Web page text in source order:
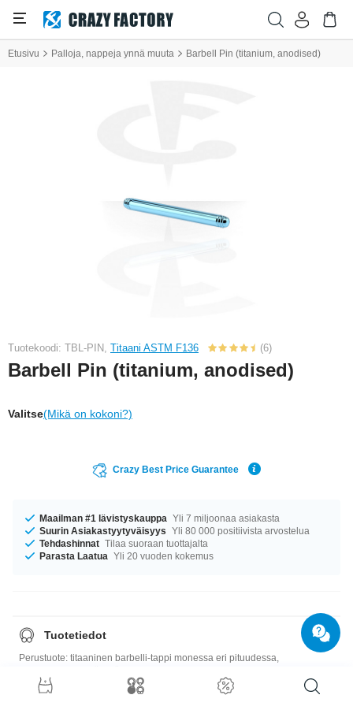
Etusivu Palloja, nappeja ynnä muuta Barbell Pin (titanium, anodised)
Tuotekoodi: TBL-PIN, Titaani ASTM F136 (6)
Barbell Pin (titanium, anodised)
Valitse(Mikä on kokoni?)
Crazy Best Price Guarantee
Maailman #1 lävistyskauppa Yli 7 miljoonaa asiakasta
Suurin Asiakastyytyväisyys Yli 80 000 positiivista arvostelua
Tehdashinnat Tilaa suoraan tuottajalta
Parasta Laatua Yli 20 vuoden kokemus
Tuotetiedot
Perustuote: titaaninen barbelli-tappi monessa eri pituudessa,